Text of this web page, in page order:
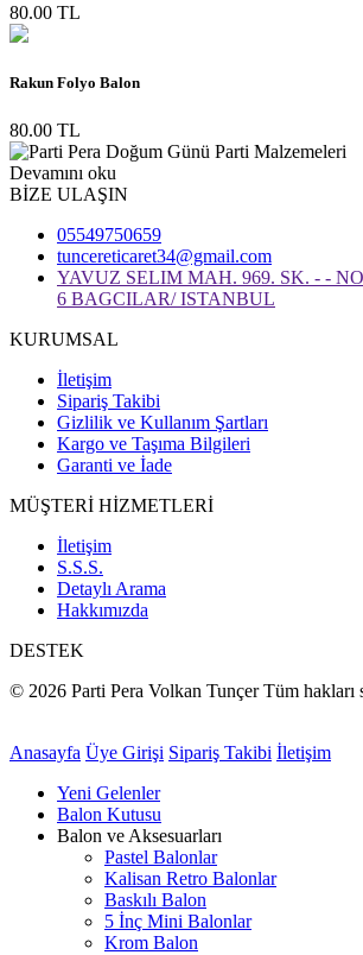
80.00 TL
Rakun Folyo Balon
80.00 TL
Devamını oku
BİZE ULAŞIN
05549750659
tuncereticaret34@gmail.com
YAVUZ SELIM MAH. 969. SK. - -
6 BAGCILAR/ ISTANBUL
KURUMSAL
İletişim
Sipariş Takibi
Gizlilik ve Kullanım Şartları
Kargo ve Taşıma Bilgileri
Garanti ve İade
MÜŞTERİ HİZMETLERİ
İletişim
S.S.S.
Detaylı Arama
Hakkımızda
DESTEK
© 2026 Parti Pera Volkan Tunçer Tüm hakları
Anasayfa Üye Girişi Sipariş Takibi İletişim
Yeni Gelenler
Balon Kutusu
Balon ve Aksesuarları
Pastel Balonlar
Kalisan Retro Balonlar
Baskılı Balon
5 İnç Mini Balonlar
Krom Balon